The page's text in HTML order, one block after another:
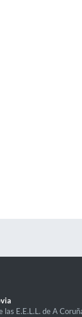
las E.E.L.L. de A